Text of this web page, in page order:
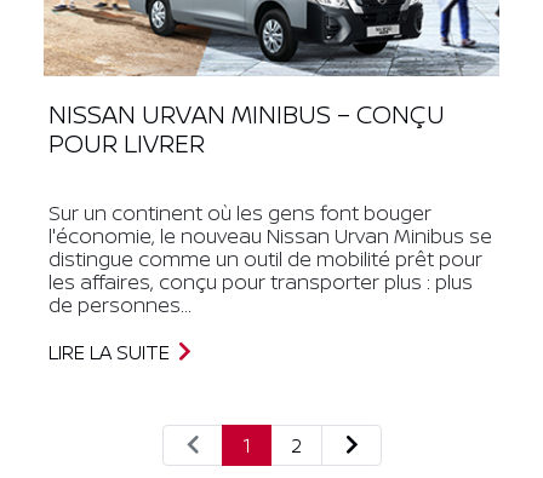
NISSAN URVAN MINIBUS – CONÇU
POUR LIVRER
Sur un continent où les gens font bouger
l'économie, le nouveau Nissan Urvan Minibus se
distingue comme un outil de mobilité prêt pour
les affaires, conçu pour transporter plus : plus
de personnes...
LIRE LA SUITE
1 2